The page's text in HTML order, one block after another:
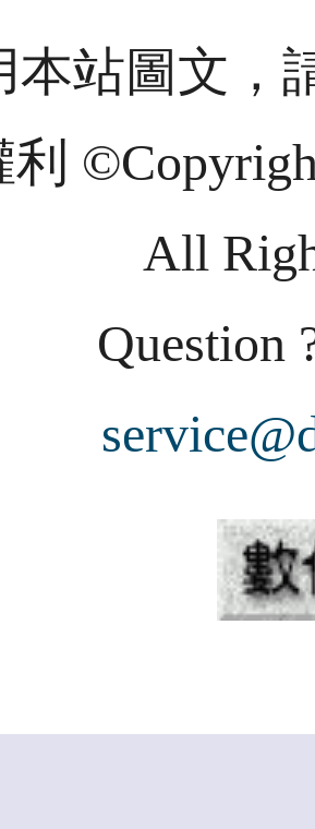
本站圖文，
All
Question